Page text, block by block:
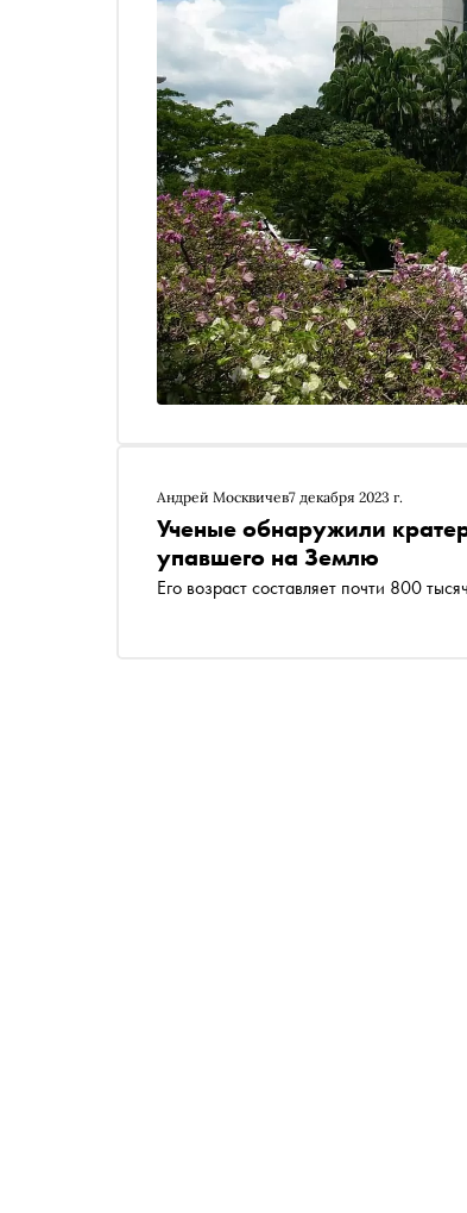
Андрей Москвичев7 декабря 2023 г.
Ученые обнаружили
упавшего на Землю
Его возраст составляет почти 800